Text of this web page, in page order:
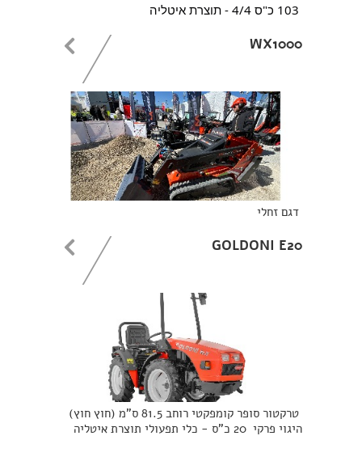
103 כ"ס 4/4 - תוצרת איטליה
WX1000
דגם זחלי
GOLDONI E20
טרקטור סופר קומפקטי רוחב 81.5 ס"מ (חוץ חוץ)
היגוי פרקי 20 כ"ס - כלי תפעולי תוצרת איטליה